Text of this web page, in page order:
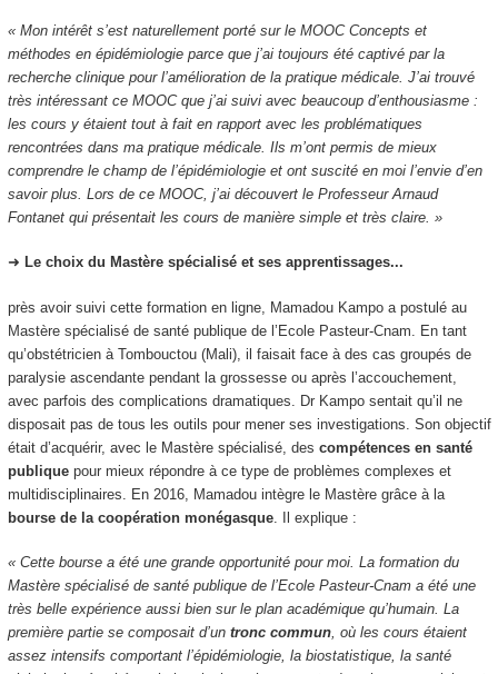
« Mon intérêt s’est naturellement porté sur le MOOC Concepts et
méthodes en épidémiologie parce que j’ai toujours été captivé par la
recherche clinique pour l’amélioration de la pratique médicale. J’ai trouvé
très intéressant ce MOOC que j’ai suivi avec beaucoup d’enthousiasme :
les cours y étaient tout à fait en rapport avec les problématiques
rencontrées dans ma pratique médicale. Ils m’ont permis de mieux
comprendre le champ de l’épidémiologie et ont suscité en moi l’envie d’en
savoir plus. Lors de ce MOOC, j’ai découvert le Professeur Arnaud
Fontanet qui présentait les cours de manière simple et très claire. »
➜ Le choix du Mastère spécialisé et ses apprentissages...
près avoir suivi cette formation en ligne, Mamadou Kampo a postulé au
Mastère spécialisé de santé publique de l’Ecole Pasteur-Cnam. En tant
qu’obstétricien à Tombouctou (Mali), il faisait face à des cas groupés de
paralysie ascendante pendant la grossesse ou après l’accouchement,
avec parfois des complications dramatiques. Dr Kampo sentait qu’il ne
disposait pas de tous les outils pour mener ses investigations. Son objectif
était d’acquérir, avec le Mastère spécialisé, des compétences en santé
publiquepour mieux répondre à ce type de problèmes complexes et
multidisciplinaires. En 2016, Mamadou intègre le Mastère grâce à la
bourse de la coopération monégasque. Il explique :
« Cette bourse a été une grande opportunité pour moi. La formation du
Mastère spécialisé de santé publique de l’Ecole Pasteur-Cnam a été une
très belle expérience aussi bien sur le plan académique qu’humain. La
première partie se composait d’un tronc commun, où les cours étaient
assez intensifs comportant l’épidémiologie, la biostatistique, la santé